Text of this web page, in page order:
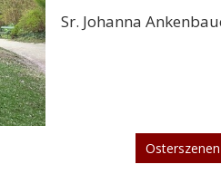
Sr. Johanna
Nächster
Beitrag: